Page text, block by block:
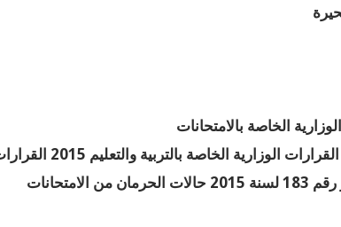
الخاصة بالامتحانات